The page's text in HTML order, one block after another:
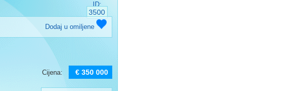
ID:
3500
Dodaj u omiljene
Cijena: € 350 000